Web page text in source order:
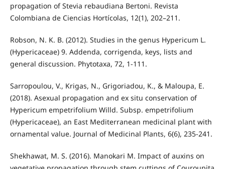
propagation of Stevia rebaudiana Bertoni. Revista
Colombiana de Ciencias Hortícolas, 12(1), 202–211.
Robson, N. K. B. (2012). Studies in the genus Hypericum L.
(Hypericaceae) 9. Addenda, corrigenda, keys, lists and
general discussion. Phytotaxa, 72, 1-111.
Sarropoulou, V., Krigas, N., Grigoriadou, K., & Maloupa, E.
(2018). Asexual propagation and ex situ conservation of
Hypericum empetrifolium Willd. Subsp. empetrifolium
(Hypericaceae), an East Mediterranean medicinal plant with
ornamental value. Journal of Medicinal Plants, 6(6), 235-241.
Shekhawat, M. S. (2016). Manokari M. Impact of auxins on